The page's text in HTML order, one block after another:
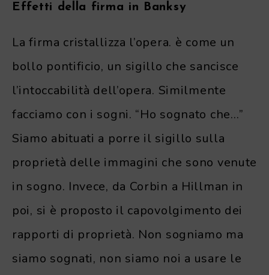
Effetti della firma in Banksy
La firma cristallizza l’opera. è come un
bollo pontificio, un sigillo che sancisce
l’intoccabilità dell’opera. Similmente
facciamo con i sogni. “Ho sognato che…”
Siamo abituati a porre il sigillo sulla
proprietà delle immagini che sono venute
in sogno. Invece, da Corbin a Hillman in
poi, si è proposto il capovolgimento dei
rapporti di proprietà. Non sogniamo ma
siamo sognati, non siamo noi a usare le